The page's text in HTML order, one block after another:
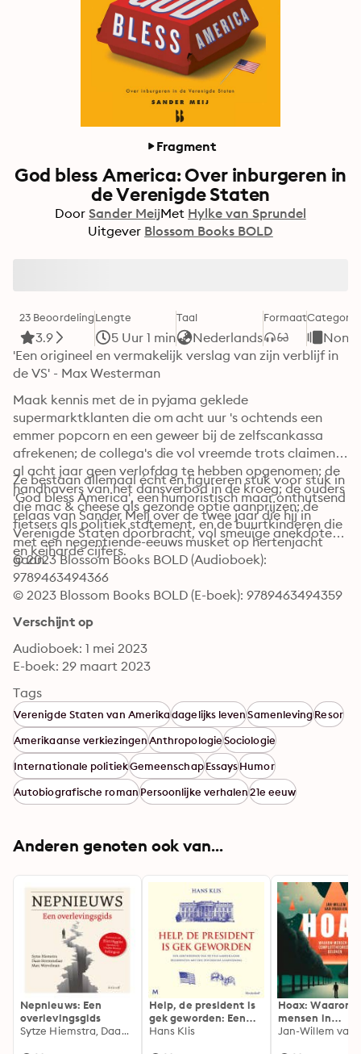
Fragment
God bless America: Over inburgeren in
de Verenigde Staten
Door Sander MeijMet Hylke van Sprundel
Uitgever Blossom Books BOLD
23 Beoordeling
3.9
Lengte
5 Uur 1 min
Taal
Nederlands
FormaatCategorie
Non-
'Een origineel en vermakelijk verslag van zijn verblijf in
de VS' - Max Westerman
Maak kennis met de in pyjama geklede
supermarktklanten die om acht uur 's ochtends een
emmer popcorn en een geweer bij de zelfscankassa
afrekenen; de collega's die vol vreemde trots claimen
al acht jaar geen verlofdag te hebben opgenomen; de
handhavers van het dansverbod in de kroeg; de ouders
die mac & cheese als gezonde optie aanprijzen; de
fietsers als politiek statement, en de buurtkinderen die
met een negentiende-eeuws musket op hertenjacht
gaan.
Ze bestaan allemaal écht en figureren stuk voor stuk in
'God bless America', een humoristisch maar onthutsend
relaas van Sander Meij over de twee jaar die hij in
Verenigde Staten doorbracht, vol smeuïge anekdotes
en keiharde cijfers.
© 2023 Blossom Books BOLD (Audioboek):
9789463494366
© 2023 Blossom Books BOLD (E-boek): 9789463494359
Verschijnt op
Audioboek: 1 mei 2023
E-boek: 29 maart 2023
Tags
Verenigde Staten van Amerikadagelijks levenSamenlevingResor
Amerikaanse verkiezingenAnthropologieSociologie
Internationale politiekGemeenschapEssaysHumor
Autobiografische romanPersoonlijke verhalen21e eeuw
Anderen genoten ook van...
Nepnieuws: Een
overlevingsgids
Sytze Hiemstra, Daan Stremmelaar, Marc Wervelman
Help, de president is
gek geworden: Een
geschiedenis van de
Hans Klis
Hoax: Waarom
mensen in